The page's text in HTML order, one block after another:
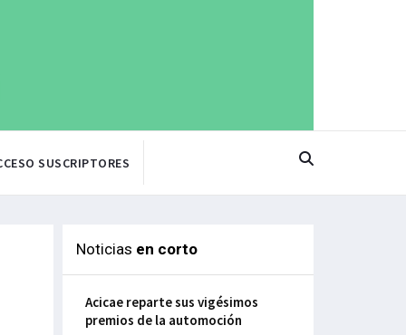
SUSCRIPTORES
Noticias en corto
Acicae reparte sus vigésimos
premios de la automoción